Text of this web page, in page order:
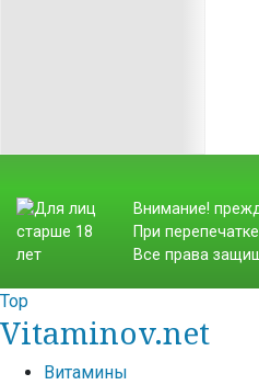
Внимание!
При
Все права
Top
Vitaminov.net
Витамины